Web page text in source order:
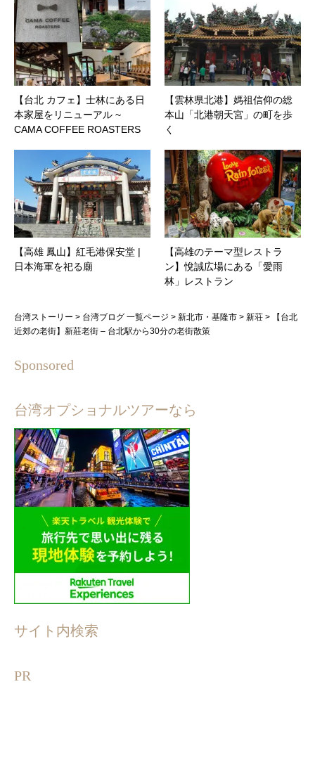
【台北 カフェ】士林にある日
本家屋をリニューアル ~
CAMA COFFEE ROASTERS
【雲林県北港】媽祖信仰の総
本山「北港朝天宮」の町を歩
く
【高雄 鳳山】紅毛港保安堂 |
日本海軍を祀る廟
【高雄のテーマ型レストラ
ン】悅誠広場にある「愛雨
林」レストラン
台湾ストーリー > 台湾ブログ 一覧ページ > 新北市・基隆市 > 新荘 >
【台北
近郊の老街】新莊老街 – 台北駅から30分の老街散策
Sponsored
台湾オプショナルツアーなら
サイト内検索
PR